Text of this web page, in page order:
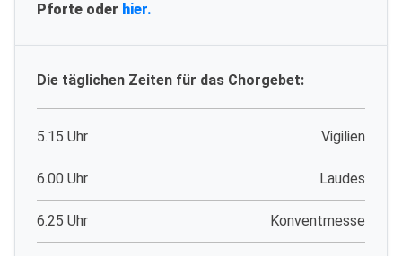
Pforte oder hier.
Die täglichen Zeiten für das Chorgebet:
5.15 Uhr Vigilien
6.00 Uhr Laudes
6.25 Uhr Konventmesse